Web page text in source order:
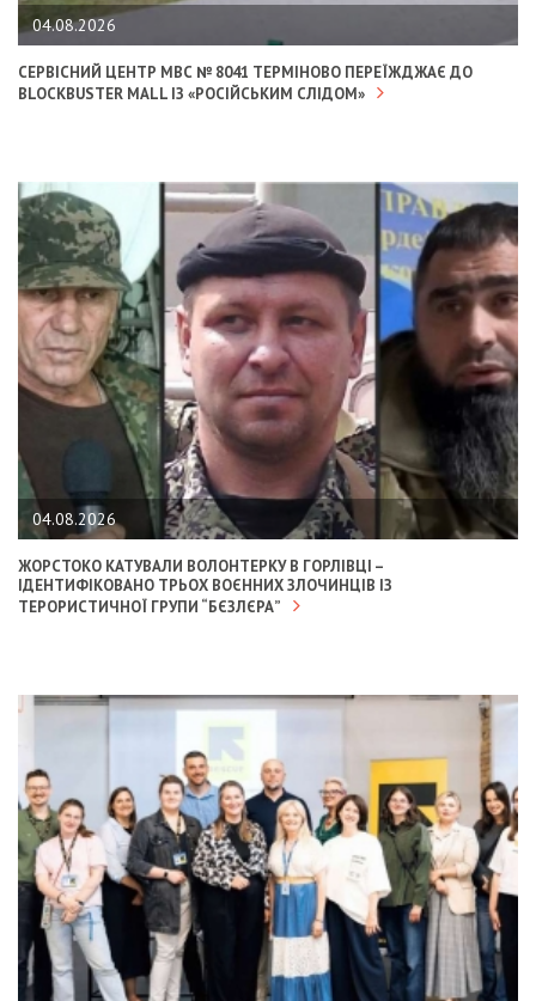
04.08.2026
СЕРВІСНИЙ ЦЕНТР МВС № 8041 ТЕРМІНОВО ПЕРЕЇЖДЖАЄ ДО
BLOCKBUSTER MALL ІЗ «РОСІЙСЬКИМ СЛІДОМ»
04.08.2026
ЖОРСТОКО КАТУВАЛИ ВОЛОНТЕРКУ В ГОРЛІВЦІ –
ІДЕНТИФІКОВАНО ТРЬОХ ВОЄННИХ ЗЛОЧИНЦІВ ІЗ
ТЕРОРИСТИЧНОЇ ГРУПИ “БЄЗЛЄРА”